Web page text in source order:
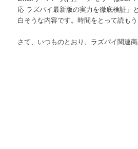
応 ラズパイ最新版の実力を徹底検証」
白そうな内容です。時間をとって読もう
さて、いつものとおり、ラズパイ関連